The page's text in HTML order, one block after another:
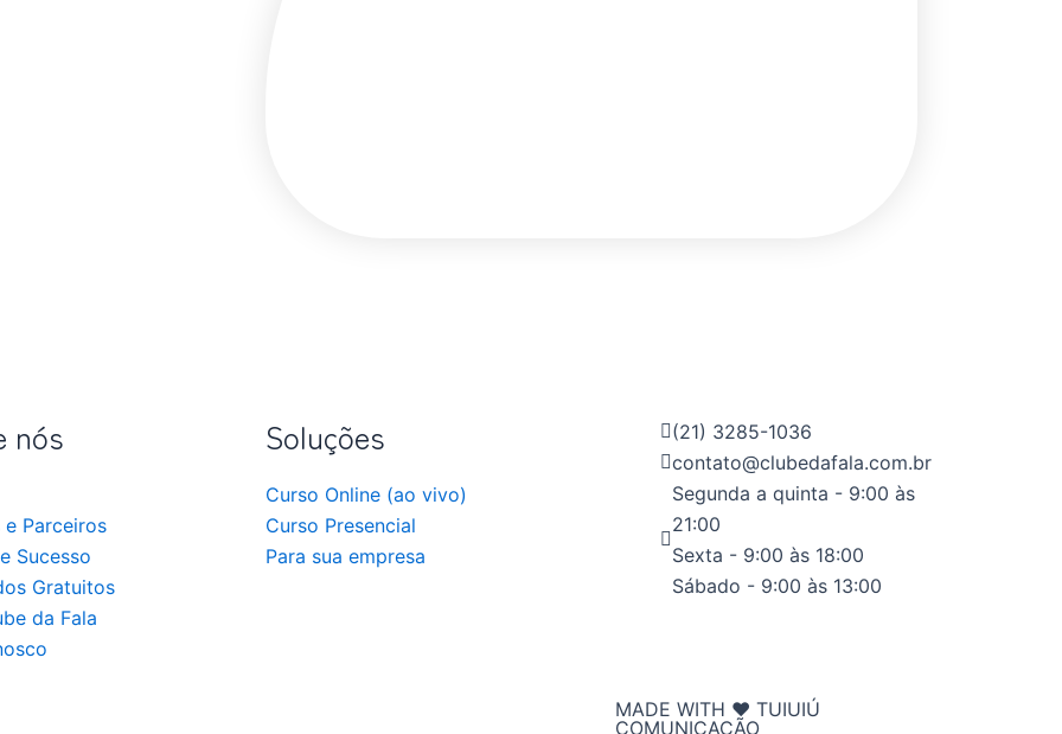
nós
e Parceiros
Sucesso
Gratuitos
da Fala
Soluções
Curso Online (ao vivo)
Curso Presencial
Para sua empresa
(21) 3285-1036
contato@clubedafala.com.br
Segunda a quinta - 9:00 às
21:00
Sexta - 9:00 às 18:00
Sábado - 9:00 às 13:00
MADE WITH ❤ TUIUIÚ
COMUNICAÇÃO